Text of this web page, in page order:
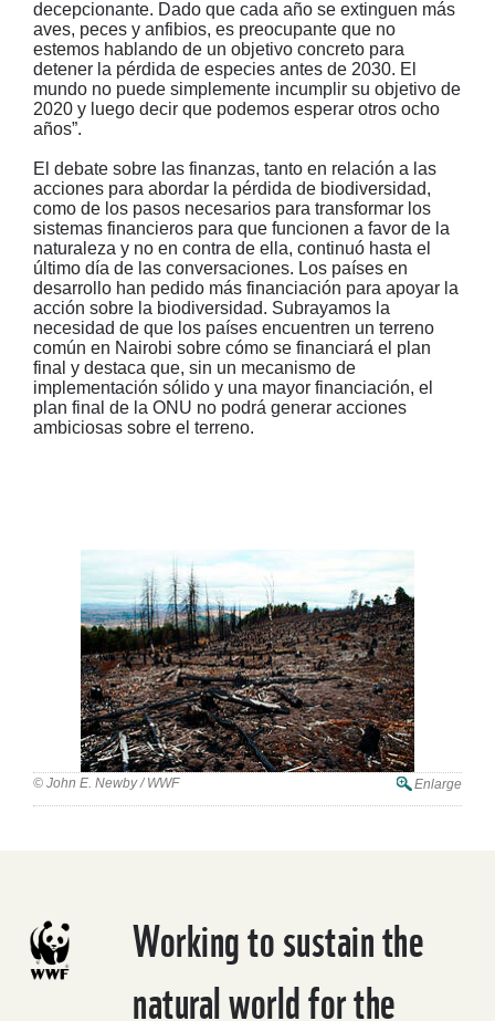
decepcionante. Dado que cada año se extinguen más
aves, peces y anfibios, es preocupante que no
estemos hablando de un objetivo concreto para
detener la pérdida de especies antes de 2030. El
mundo no puede simplemente incumplir su objetivo de
2020 y luego decir que podemos esperar otros ocho
años”.
El debate sobre las finanzas, tanto en relación a las
acciones para abordar la pérdida de biodiversidad,
como de los pasos necesarios para transformar los
sistemas financieros para que funcionen a favor de la
naturaleza y no en contra de ella, continuó hasta el
último día de las conversaciones. Los países en
desarrollo han pedido más financiación para apoyar la
acción sobre la biodiversidad. Subrayamos la
necesidad de que los países encuentren un terreno
común en Nairobi sobre cómo se financiará el plan
final y destaca que, sin un mecanismo de
implementación sólido y una mayor financiación, el
plan final de la ONU no podrá generar acciones
ambiciosas sobre el terreno.
© John E. Newby / WWF Enlarge
Working to sustain the
natural world for the